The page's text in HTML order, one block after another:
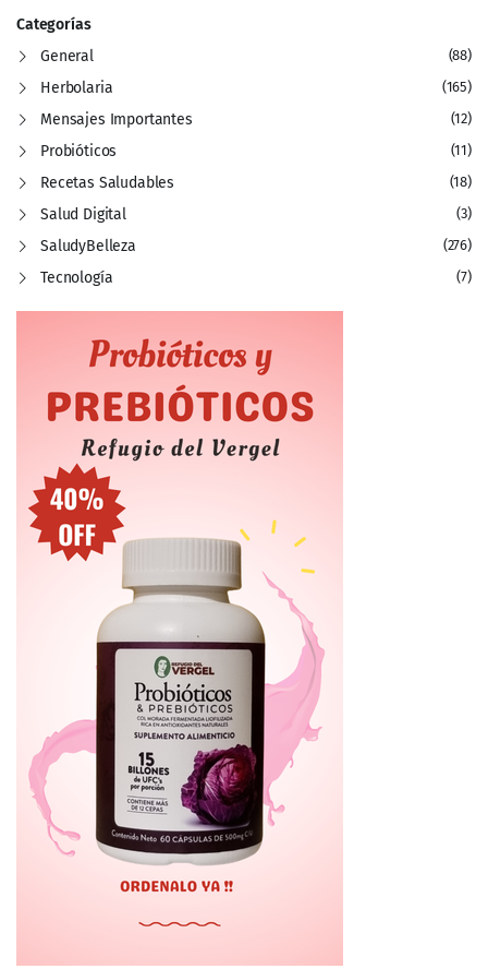
Categorías
General
(88)
Herbolaria (165)
Mensajes Importantes (12)
Probióticos (11)
Recetas Saludables (18)
Salud Digital (3)
SaludyBelleza (276)
Tecnología (7)